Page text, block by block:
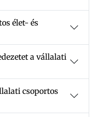
élet- és
a vállalati
csoportos